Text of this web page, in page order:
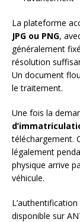
La plateforme
JPG ou PNG,
généralement
résolution
Un document
le traitement.
Une fois la
téléchargement.
légalement
physique arrive
véhicule.
L’authentification
disponible sur